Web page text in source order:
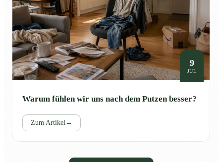
9
JUL
Warum fühlen wir uns nach dem Putzen besser?
Zum Artikel→